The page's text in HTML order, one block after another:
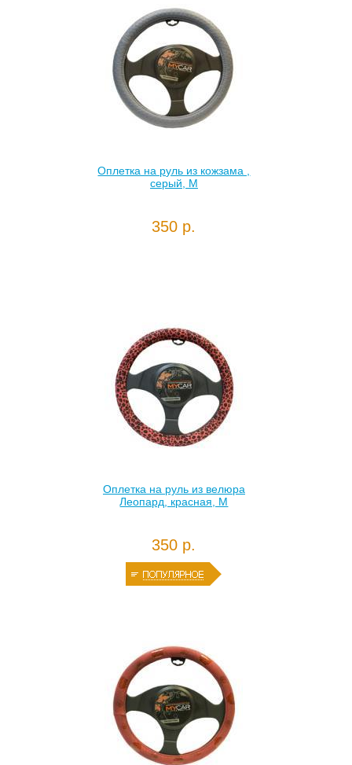
Оплетка на руль из кожзама ,
серый, М
350 р.
Оплетка на руль из велюра
Леопард, красная, М
350 р.